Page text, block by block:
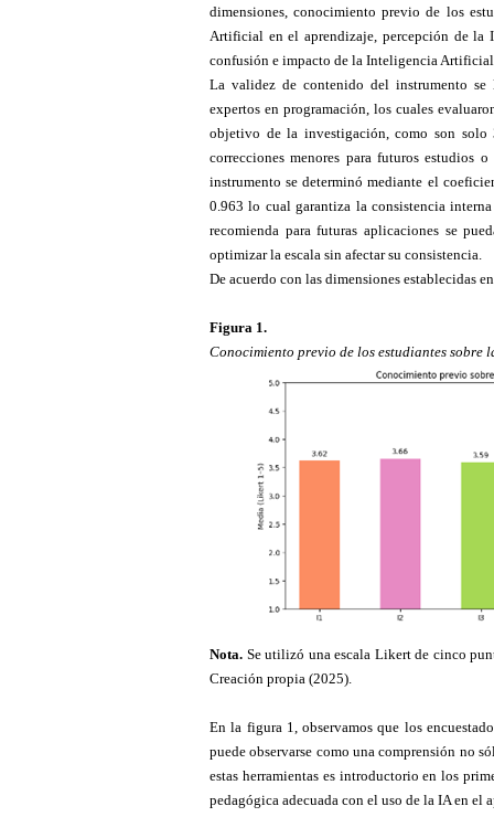
dimensiones, conocimiento previo de los
Artificial en el aprendizaje, percepción de la
confusión e impacto de la Inteligencia
La validez de contenido del instrumento
expertos en programación, los cuales
objetivo de la investigación, como son solo
correcciones menores para futuros estudios
instrumento se determinó mediante el
0.963 lo cual garantiza la consistencia
recomienda para futuras aplicaciones se
optimizar la escala sin afectar su consistencia.
De acuerdo con las dimensiones establecidas
Figura 1.
Conocimiento previo de los estudiantes
Nota. Se utilizó una escala Likert de cinco
Creación propia (2025).
En la figura 1, observamos que los
puede observarse como una comprensión no
estas herramientas es introductorio en los
pedagógica adecuada con el uso de la IA en el